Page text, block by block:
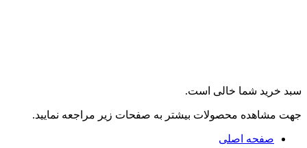
سبد خرید شما خالی است.
جهت مشاهده محصولات بیشتر به صفحات زیر مراجعه نمایید.
صفحه اصلی